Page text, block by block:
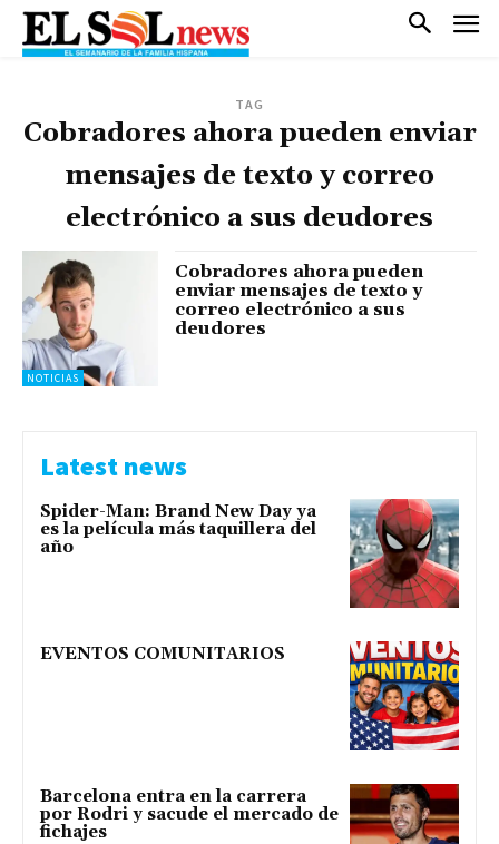
TAG
Cobradores ahora pueden enviar
mensajes de texto y correo
electrónico a sus deudores
NOTICIAS
Cobradores ahora pueden
enviar mensajes de texto y
correo electrónico a sus
deudores
Latest news
Spider-Man: Brand New Day ya
es la película más taquillera del
año
EVENTOS COMUNITARIOS
Barcelona entra en la carrera
por Rodri y sacude el mercado de
fichajes